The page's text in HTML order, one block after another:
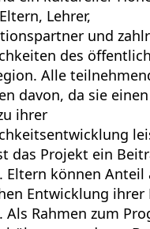
Lehrer,
und
des
Alle
davon, da sie
ihrer
das Projekt ein
Eltern können Anteil
Entwicklung ihrer
Als Rahmen zum